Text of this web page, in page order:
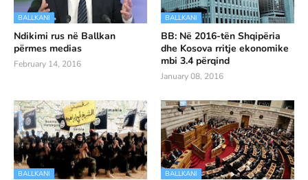
BALLKANI
Ndikimi rus në Ballkan
përmes medias
February 14, 2016
BALLKANI
BB: Në 2016-tën Shqipëria
dhe Kosova rritje ekonomike
mbi 3.4 përqind
January 08, 2016
BALLKANI BALLKANI